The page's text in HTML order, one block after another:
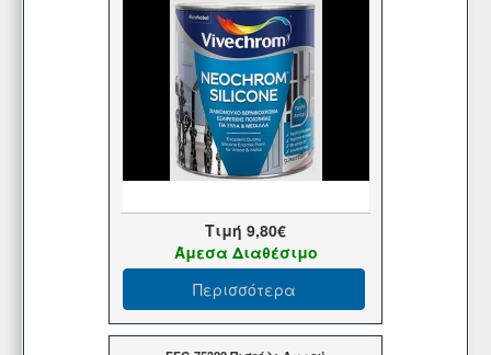
Τιμή 9,80€
Άμεσα Διαθέσιμο
Περισσότερα